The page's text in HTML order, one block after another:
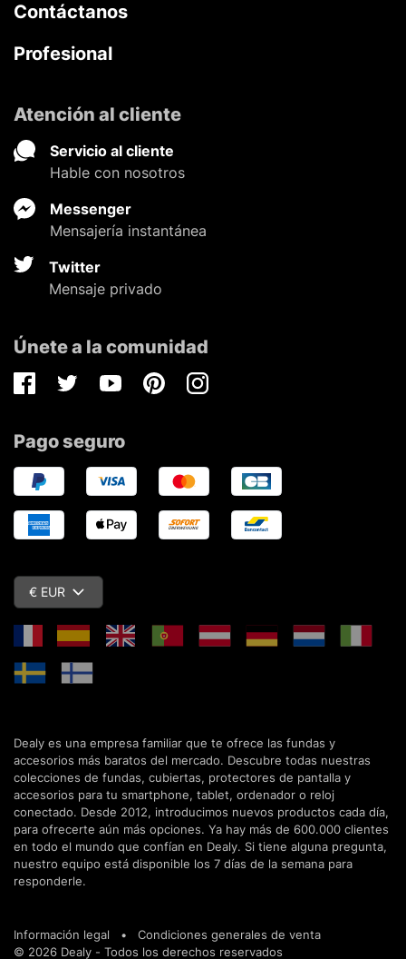
Contáctanos
Profesional
Atención al cliente
Servicio al cliente
Hable con nosotros
Messenger
Mensajería instantánea
Twitter
Mensaje privado
Únete a la comunidad
FacebookTwitterYoutubePinterestInstagram
Pago seguro
€ EUR
Dealy es una empresa familiar que te ofrece las fundas y
accesorios más baratos del mercado. Descubre todas nuestras
colecciones de fundas, cubiertas, protectores de pantalla y
accesorios para tu smartphone, tablet, ordenador o reloj
conectado. Desde 2012, introducimos nuevos productos cada día,
para ofrecerte aún más opciones. Ya hay más de 600.000 clientes
en todo el mundo que confían en Dealy. Si tiene alguna pregunta,
nuestro equipo está disponible los 7 días de la semana para
responderle.
© 2026 Dealy - Todos los derechos reservados
Información legal • Condiciones generales de venta